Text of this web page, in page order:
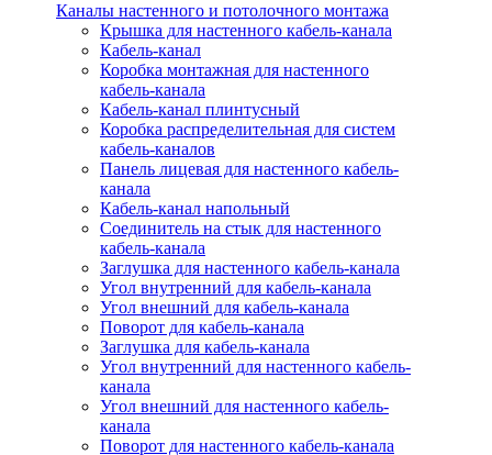
Каналы настенного и потолочного монтажа
Крышка для настенного кабель-канала
Кабель-канал
Коробка монтажная для настенного
кабель-канала
Кабель-канал плинтусный
Коробка распределительная для систем
кабель-каналов
Панель лицевая для настенного кабель-
канала
Кабель-канал напольный
Соединитель на стык для настенного
кабель-канала
Заглушка для настенного кабель-канала
Угол внутренний для кабель-канала
Угол внешний для кабель-канала
Поворот для кабель-канала
Заглушка для кабель-канала
Угол внутренний для настенного кабель-
канала
Угол внешний для настенного кабель-
канала
Поворот для настенного кабель-канала